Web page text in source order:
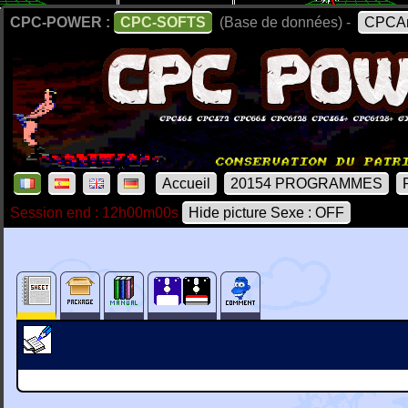
CPC-POWER : CPC-SOFTS (Base de données) -
Accueil 20154 PROGRAMMES
Session end : 12h00m00s
Hide picture Sexe : OFF